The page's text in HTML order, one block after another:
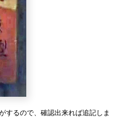
するので、確認出来れば追記しま